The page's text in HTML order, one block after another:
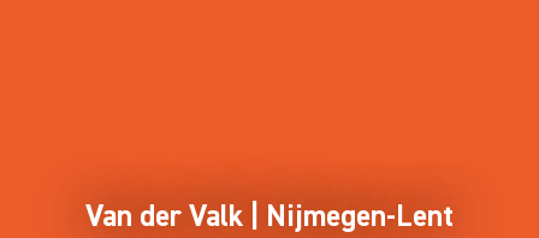
Van der Valk | Nijmegen-Lent